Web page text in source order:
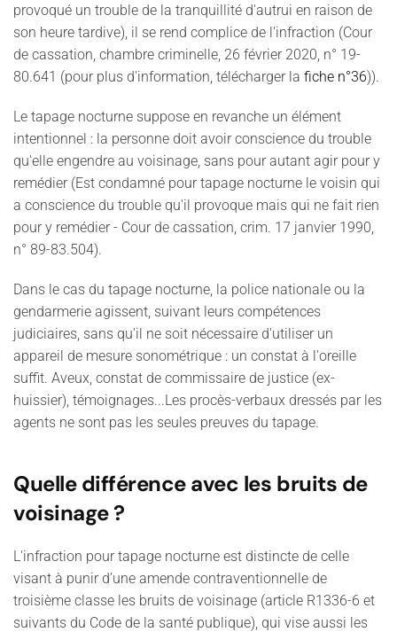
provoqué un trouble de la tranquillité d'autrui en raison de
son heure tardive), il se rend complice de l'infraction (Cour
de cassation, chambre criminelle, 26 février 2020, n° 19-
80.641 (pour plus d'information, télécharger la fiche n°36)).
Le tapage nocturne suppose en revanche un élément
intentionnel : la personne doit avoir conscience du trouble
qu'elle engendre au voisinage, sans pour autant agir pour y
remédier (Est condamné pour tapage nocturne le voisin qui
a conscience du trouble qu'il provoque mais qui ne fait rien
pour y remédier - Cour de cassation, crim. 17 janvier 1990,
n° 89-83.504).
Dans le cas du tapage nocturne, la police nationale ou la
gendarmerie agissent, suivant leurs compétences
judiciaires, sans qu'il ne soit nécessaire d'utiliser un
appareil de mesure sonométrique : un constat à l'oreille
suffit. Aveux, constat de commissaire de justice (ex-
huissier), témoignages...Les procès-verbaux dressés par les
agents ne sont pas les seules preuves du tapage.
Quelle différence avec les bruits de
voisinage ?
L'infraction pour tapage nocturne est distincte de celle
visant à punir d’une amende contraventionnelle de
troisième classe les bruits de voisinage (article R1336-6 et
suivants du Code de la santé publique), qui vise aussi les